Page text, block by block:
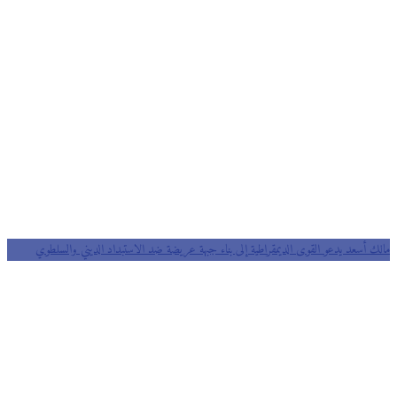
مالك أسعد يدعو القوى الديمقراطية إلى بناء جبهة عريضة ضد الاستبداد الديني والسلطوي